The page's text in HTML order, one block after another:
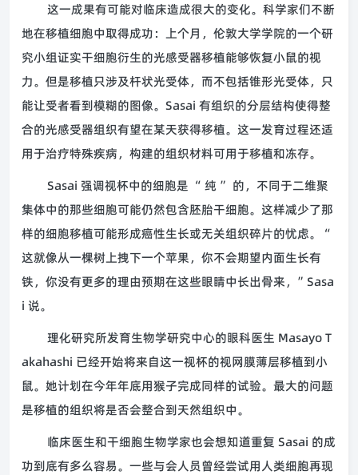
这一成果有可能对临床造成很大的变化。科学家们不断
地在移植细胞中取得成功：上个月，伦敦大学学院的一个研
究小组证实干细胞衍生的光感受器移植能够恢复小鼠的视
力。但是移植只涉及杆状光受体，而不包括锥形光受体，只
能让受者看到模糊的图像。Sasai 有组织的分层结构使得整
合的光感受器组织有望在某天获得移植。这一发育过程还适
用于治疗特殊疾病，构建的组织材料可用于移植和冻存。
Sasai 强调视杯中的细胞是 “ 纯 ” 的，不同于二维聚
集体中的那些细胞可能仍然包含胚胎干细胞。这样减少了那
样的细胞移植可能形成癌性生长或无关组织碎片的忧虑。“
这就像从一棵树上拽下一个苹果，你不会期望内面生长有
铁，你没有更多的理由预期在这些眼睛中长出骨来，”Sasa
i 说。
理化研究所发育生物学研究中心的眼科医生 Masayo T
akahashi 已经开始将来自这一视杯的视网膜薄层移植到小
鼠。她计划在今年年底用猴子完成同样的试验。最大的问题
是移植的组织将是否会整合到天然组织中。
临床医生和干细胞生物学家也会想知道重复 Sasai 的成
功到底有多么容易。一些与会人员曾经尝试用人类细胞再现